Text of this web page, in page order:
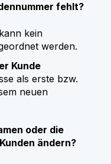
fehlt?
kein
werden.
Kunde
als erste bzw.
neuen
oder die
ändern?